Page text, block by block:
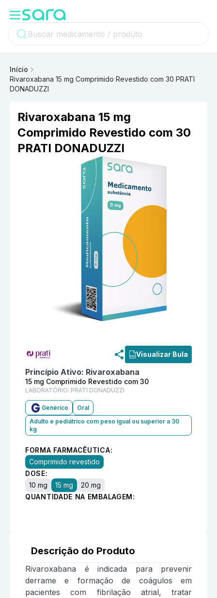
Início
Rivaroxabana 15 mg Comprimido Revestido com 30 PRATI
DONADUZZI
Rivaroxabana 15 mg
Comprimido Revestido com 30
PRATI DONADUZZI
Visualizar Bula
Princípio Ativo: Rivaroxabana
15 mg Comprimido Revestido com 30
LABORATÓRIO: PRATI DONADUZZI
Genérico
Oral
Adulto e pediátrico com peso igual ou superior a 30
kg
FORMA FARMACÊUTICA:
Comprimido revestido
DOSE:
10 mg
15 mg
20 mg
QUANTIDADE NA EMBALAGEM:
Descrição do Produto
Rivaroxabana é indicada para prevenir
derrame e formação de coágulos em
pacientes com fibrilação atrial, tratar